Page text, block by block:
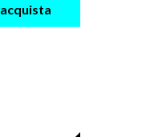
acquista